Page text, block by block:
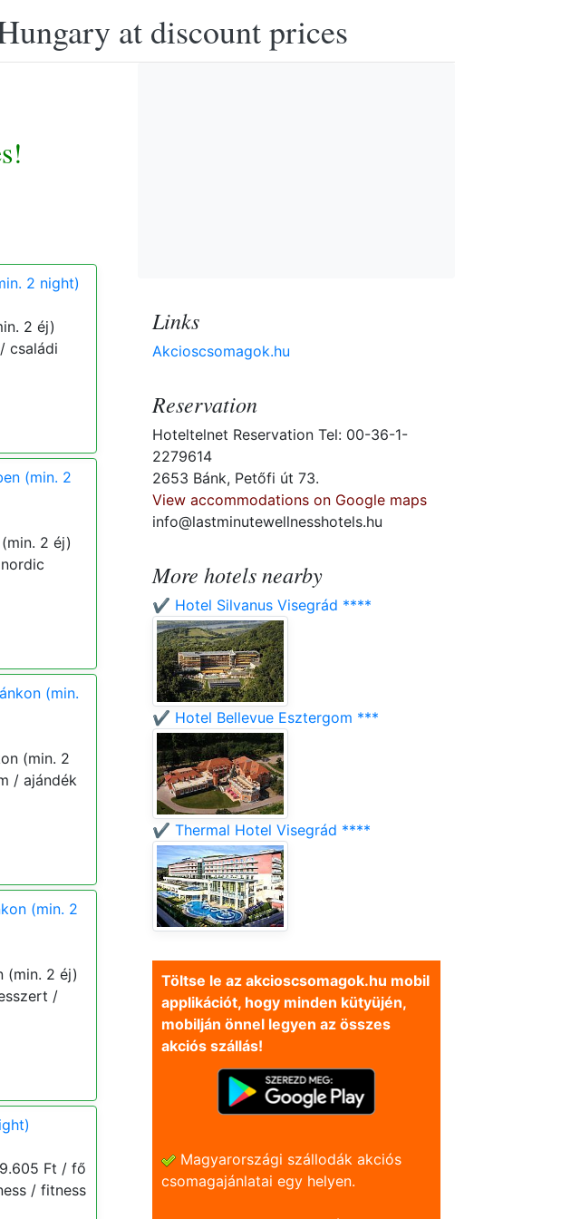
at discount prices
2 night)
2 éj)
családi
(min. 2
2 éj)
(min.
(min. 2
/ ajándék
(min. 2
(min. 2 éj)
/
Ft / fő
/ fitness
Links
Akcioscsomagok.hu
Reservation
Hoteltelnet Reservation Tel: 00-36-1-
2279614
2653 Bánk, Petőfi út 73.
View accommodations on Google maps
info@lastminutewellnesshotels.hu
More hotels nearby
✔️ Hotel Silvanus Visegrád ****
✔️ Hotel Bellevue Esztergom ***
✔️ Thermal Hotel Visegrád ****
Töltse le az akcioscsomagok.hu mobil
applikációt, hogy minden kütyüjén,
mobilján önnel legyen az összes
akciós szállás!
Magyarországi szállodák akciós
csomagajánlatai egy helyen.